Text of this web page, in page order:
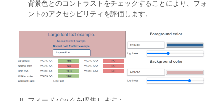
背景色とのコントラストをチェックすることにより、フォ
ントのアクセシビリティを評価します。